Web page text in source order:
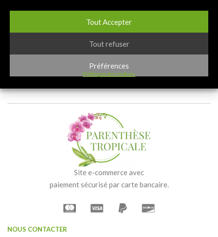
Tout Accepter
Tout refuser
Préférences
Politique de cookies
Aerides
Aerides flabellata (monté sur bûche)
30,00€
Site e-commerce avec
paiement sécurisé par carte bancaire.
NOUS CONTACTER